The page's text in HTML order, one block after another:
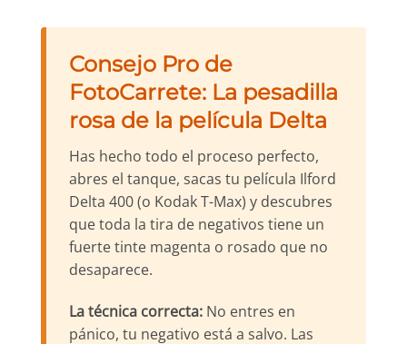
Consejo Pro de
FotoCarrete: La pesadilla
rosa de la película Delta
Has hecho todo el proceso perfecto,
abres el tanque, sacas tu película Ilford
Delta 400 (o Kodak T-Max) y descubres
que toda la tira de negativos tiene un
fuerte tinte magenta o rosado que no
desaparece.
La técnica correcta: No entres en
pánico, tu negativo está a salvo. Las